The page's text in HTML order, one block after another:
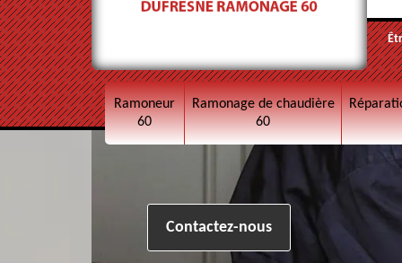
Ramoneur
60
Ramonage de chaudière
60
Contactez-nous